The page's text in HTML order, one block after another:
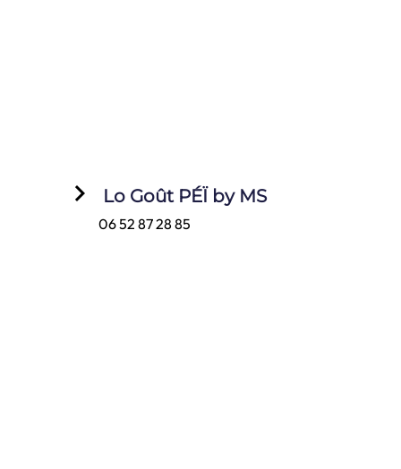
Lo Goût PÉÏ by MS
06 52 87 28 85
keyboard_arrow_right